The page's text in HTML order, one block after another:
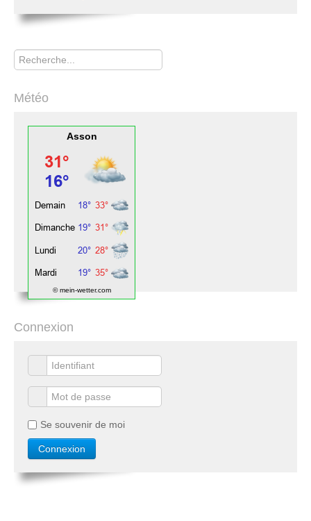
Rechercher
Météo
Asson
© mein-wetter.com
Connexion
Se souvenir de moi